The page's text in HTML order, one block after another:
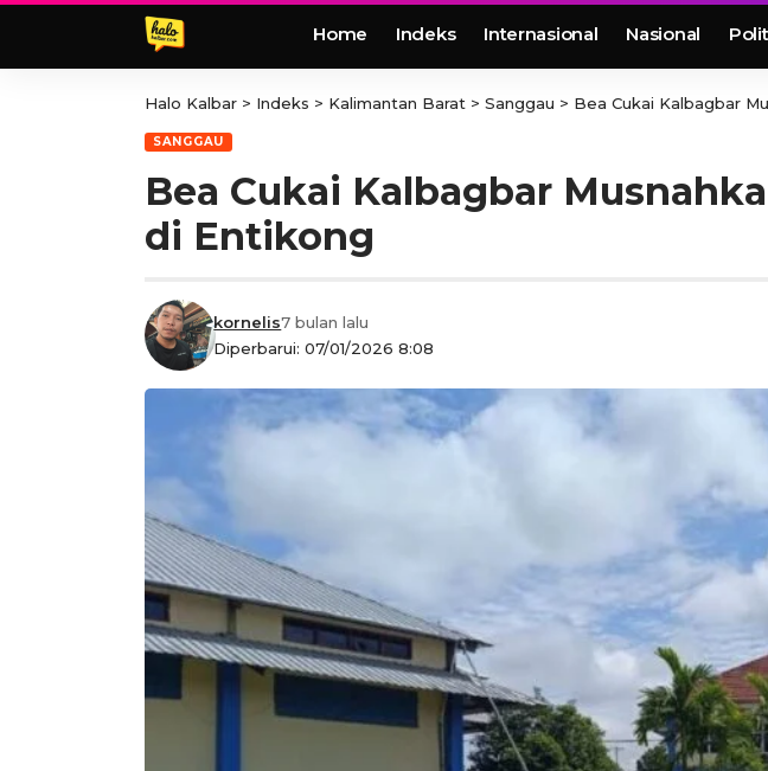
Home Indeks Internasional Nasional
Halo Kalbar > Indeks > Kalimantan Barat > Sanggau > Bea Cukai Kalbagbar
SANGGAU
Bea Cukai Kalbagbar
di Entikong
Diperbarui: 07/01/2026 8:08
kornelis7 bulan lalu